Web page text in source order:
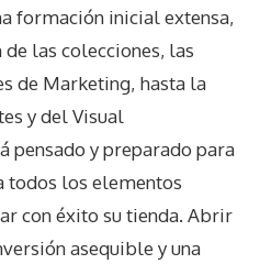
formación inicial extensa,
las colecciones, las
de Marketing, hasta la
y del Visual
pensado y preparado para
todos los elementos
con éxito su tienda. Abrir
asequible y una